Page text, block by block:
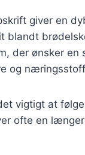
giver en
blandt
der ønsker en
og
vigtigt at
ofte en